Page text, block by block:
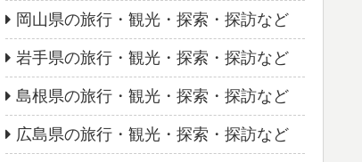
岡山県の旅行・観光・探索・探訪など
岩手県の旅行・観光・探索・探訪など
島根県の旅行・観光・探索・探訪など
広島県の旅行・観光・探索・探訪など